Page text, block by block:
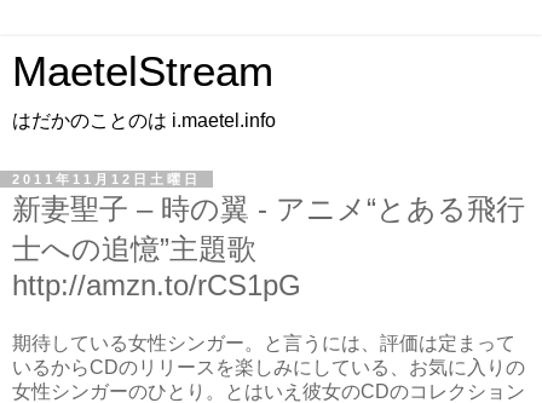
MaetelStream
はだかのことのは i.maetel.info
2011年11月12日土曜日
新妻聖子 – 時の翼 - アニメ“とある飛行
士への追憶”主題歌
http://amzn.to/rCS1pG
期待している女性シンガー。と言うには、評価は定まって
いるからCDのリリースを楽しみにしている、お気に入りの
女性シンガーのひとり。とはいえ彼女のCDのコレクション